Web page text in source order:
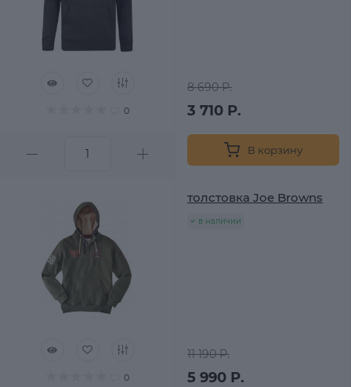
0
8 690 Р.
3 710 Р.
В корзину
0
толстовка Joe Browns
в наличии
11 190 Р.
5 990 Р.